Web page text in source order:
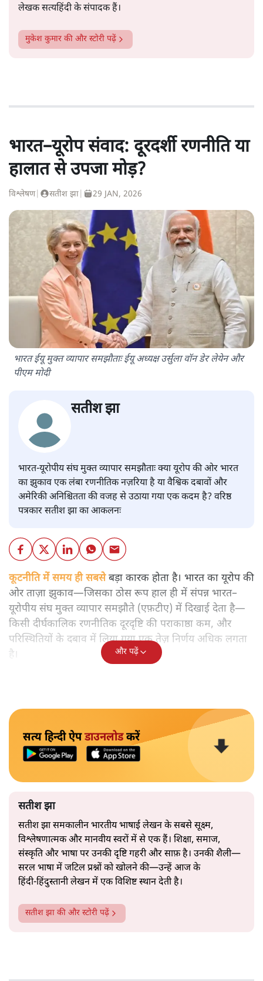
लेखक सत्यहिंदी के संपादक हैं।
मुकेश कुमार की और स्टोरी पढ़ें
भारत–यूरोप संवाद: दूरदर्शी रणनीति या
हालात से उपजा मोड़?
विश्लेषण| सतीश झा 29 JAN, 2026
भारत ईयू मुक्त व्यापार समझौताः ईयू अध्यक्ष उर्सुला वॉन डेर लेयेन और
पीएम मोदी
सतीश झा
भारत-यूरोपीय संघ मुक्त व्यापार समझौताः क्या यूरोप की ओर भारत
का झुकाव एक लंबा रणनीतिक नज़रिया है या वैश्विक दबावों और
अमेरिकी अनिश्चितता की वजह से उठाया गया एक कदम है? वरिष्ठ
पत्रकार सतीश झा का आकलनः
कूटनीति में समय ही सबसेबड़ा कारक होता है। भारत का यूरोप की
ओर ताज़ा झुकाव—जिसका ठोस रूप हाल ही में संपन्न भारत–
यूरोपीय संघ मुक्त व्यापार समझौते (एफ़टीए) में दिखाई देता है—
किसी दीर्घकालिक रणनीतिक दूरदृष्टि की पराकाष्ठा कम, और
परिस्थितियों के दबाव में लिया गया एक तेज़ निर्णय अधिक लगता
है।
और पढ़ें
सत्य हिन्दी ऐपडाउनलोडकरें
सतीश झा
सतीश झा समकालीन भारतीय भाषाई लेखन के सबसे सूक्ष्म,
विश्लेषणात्मक और मानवीय स्वरों में से एक हैं। शिक्षा, समाज,
संस्कृति और भाषा पर उनकी दृष्टि गहरी और साफ़ है। उनकी शैली—
सरल भाषा में जटिल प्रश्नों को खोलने की—उन्हें आज के
हिंदी‑हिंदुस्तानी लेखन में एक विशिष्ट स्थान देती है।
सतीश झा की और स्टोरी पढ़ें